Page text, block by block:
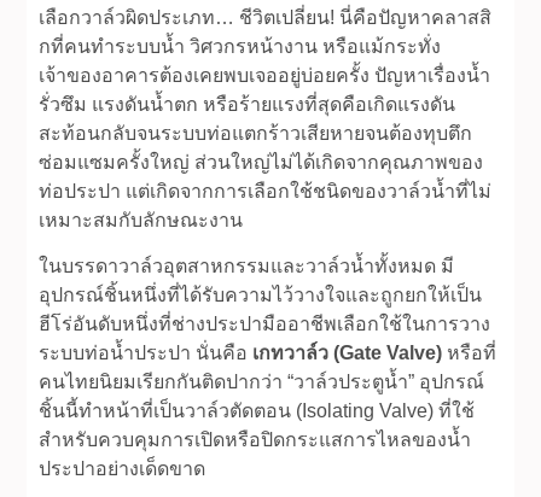
เลือกวาล์วผิดประเภท… ชีวิตเปลี่ยน! นี่คือปัญหาคลาสสิ
กที่คนทำระบบน้ำ วิศวกรหน้างาน หรือแม้กระทั่ง
เจ้าของอาคารต้องเคยพบเจออยู่บ่อยครั้ง ปัญหาเรื่องน้ำ
รั่วซึม แรงดันน้ำตก หรือร้ายแรงที่สุดคือเกิดแรงดัน
สะท้อนกลับจนระบบท่อแตกร้าวเสียหายจนต้องทุบตึก
ซ่อมแซมครั้งใหญ่ ส่วนใหญ่ไม่ได้เกิดจากคุณภาพของ
ท่อประปา แต่เกิดจากการเลือกใช้ชนิดของวาล์วน้ำที่ไม่
เหมาะสมกับลักษณะงาน
ในบรรดาวาล์วอุตสาหกรรมและวาล์วน้ำทั้งหมด มี
อุปกรณ์ชิ้นหนึ่งที่ได้รับความไว้วางใจและถูกยกให้เป็น
ฮีโร่อันดับหนึ่งที่ช่างประปามืออาชีพเลือกใช้ในการวาง
ระบบท่อน้ำประปา นั่นคือ เกทวาล์ว (Gate Valve) หรือที่
คนไทยนิยมเรียกกันติดปากว่า “วาล์วประตูน้ำ” อุปกรณ์
ชิ้นนี้ทำหน้าที่เป็นวาล์วตัดตอน (Isolating Valve) ที่ใช้
สำหรับควบคุมการเปิดหรือปิดกระแสการไหลของน้ำ
ประปาอย่างเด็ดขาด